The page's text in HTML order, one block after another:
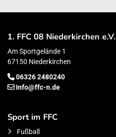
1. FFC 08 Niederkirchen e.V.
Am Sportgelände 1
67150 Niederkirchen
06326 2480240
Info@ffc-n.de
Sport im FFC
Fußball